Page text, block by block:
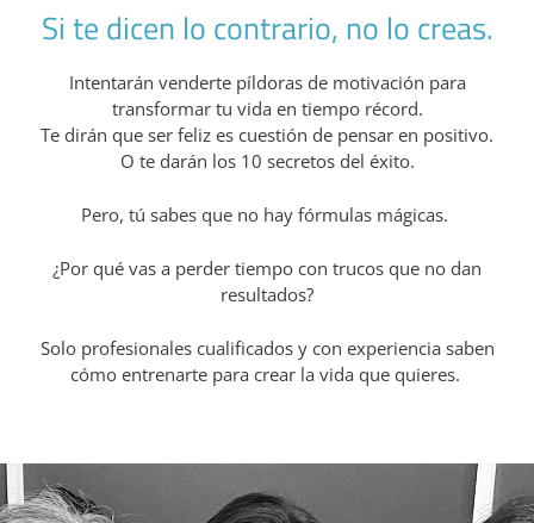
Si te dicen lo contrario, no lo creas.
Intentarán venderte píldoras de motivación para
transformar tu vida en tiempo récord.
Te dirán que ser feliz es cuestión de pensar en positivo.
O te darán los 10 secretos del éxito.
Pero, tú sabes que no hay fórmulas mágicas.
¿Por qué vas a perder tiempo con trucos que no dan
resultados?
Solo profesionales cualificados y con experiencia saben
cómo entrenarte para crear la vida que quieres.